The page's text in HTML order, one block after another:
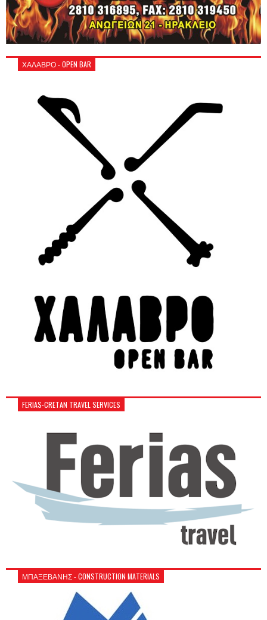
ΧΑΛΑΒΡΟ - OPEN BAR
FERIAS-CRETAN TRAVEL SERVICES
ΜΠΑΞΕΒΑΝΗΣ - CONSTRUCTION MATERIALS